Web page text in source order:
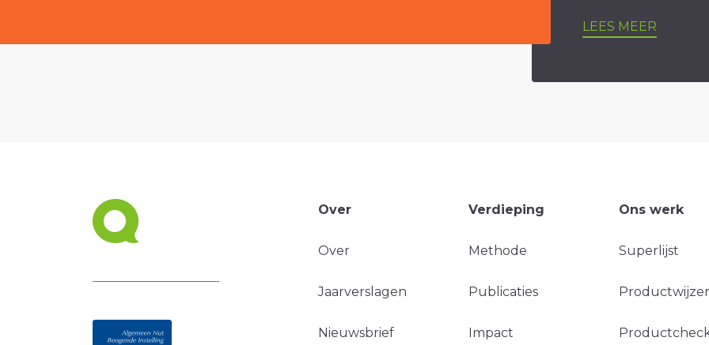
LEES MEER
Over
Over
Jaarverslagen
Nieuwsbrief
Verdieping
Methode
Publicaties
Impact
Ons werk
Superlijst